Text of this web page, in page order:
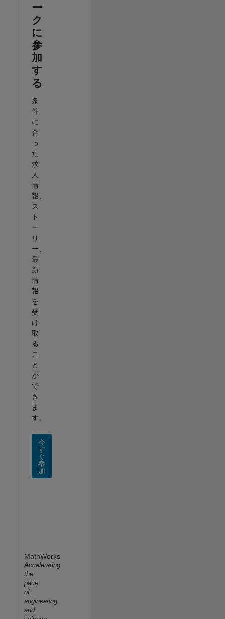
ー
ク
に
参
加
す
る
条
件
に
合
っ
た
求
人
情
報、
ス
ト
ー
リ
ー、
最
新
情
報
を
受
け
取
る
こ
と
が
で
き
ま
す。
今
す
ぐ
参
加
MathWorks
Accelerating
the
pace
of
engineering
and